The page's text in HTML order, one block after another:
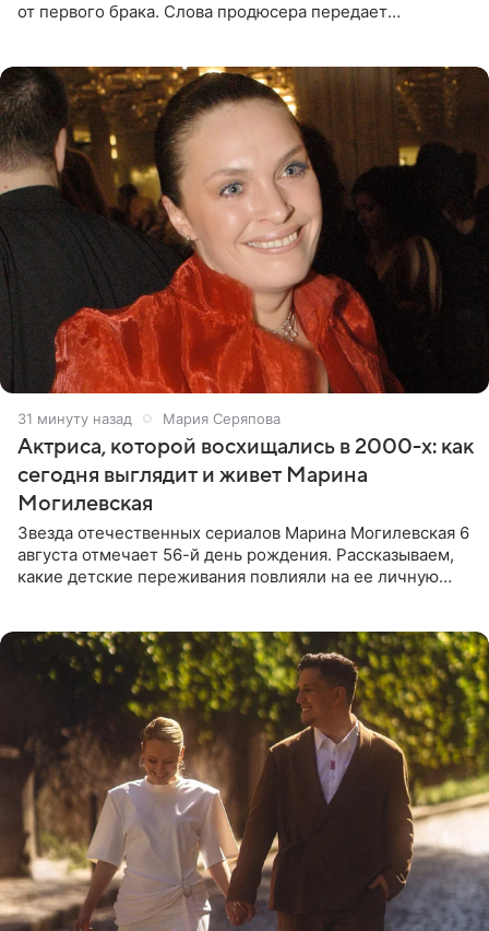
от первого брака. Слова продюсера передает
31 минуту назад Мария Серяпова
Актриса, которой восхищались в 2000-х: как
сегодня выглядит и живет Марина
Могилевская
Звезда отечественных сериалов Марина Могилевская 6
августа отмечает 56-й день рождения. Рассказываем,
какие детские переживания повлияли на ее личную